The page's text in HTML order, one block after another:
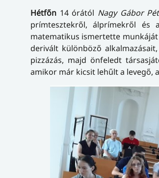
Hétfőn 14 órától Nagy Gábor
prímtesztekről, álprímekről és
matematikus ismertette
derivált különböző
pizzázás, majd önfeledt
amikor már kicsit lehűlt a levegő,